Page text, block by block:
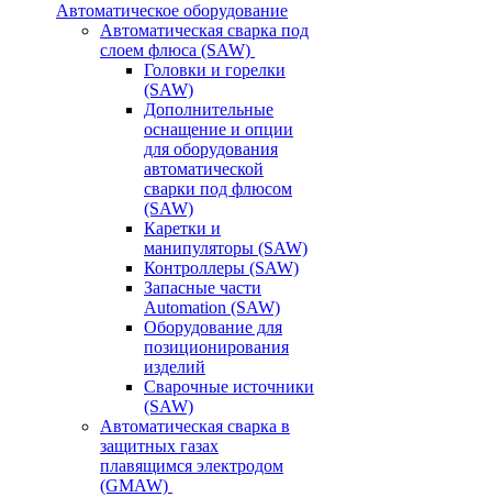
Автоматическое оборудование
Автоматическая сварка под
слоем флюса (SAW)
Головки и горелки
(SAW)
Дополнительные
оснащение и опции
для оборудования
автоматической
сварки под флюсом
(SAW)
Каретки и
манипуляторы (SAW)
Контроллеры (SAW)
Запасные части
Automation (SAW)
Оборудование для
позиционирования
изделий
Сварочные источники
(SAW)
Автоматическая сварка в
защитных газах
плавящимся электродом
(GMAW)